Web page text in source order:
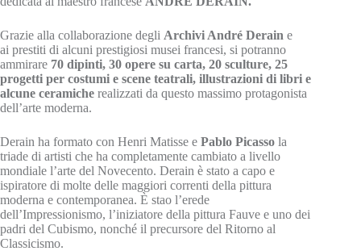
Grazie alla collaborazione degli Archivi André Derain e
ai prestiti di alcuni prestigiosi musei francesi, si potranno
ammirare 70 dipinti, 30 opere su carta, 20 sculture, 25
progetti per costumi e scene teatrali, illustrazioni di libri e
alcune ceramiche realizzati da questo massimo protagonista
dell’arte moderna.
Derain ha formato con Henri Matisse e Pablo Picasso la
triade di artisti che ha completamente cambiato a livello
mondiale l’arte del Novecento. Derain è stato a capo e
ispiratore di molte delle maggiori correnti della pittura
moderna e contemporanea. È stao l’erede
dell’Impressionismo, l’iniziatore della pittura Fauve e uno dei
padri del Cubismo, nonché il precursore del Ritorno al
Classicismo.